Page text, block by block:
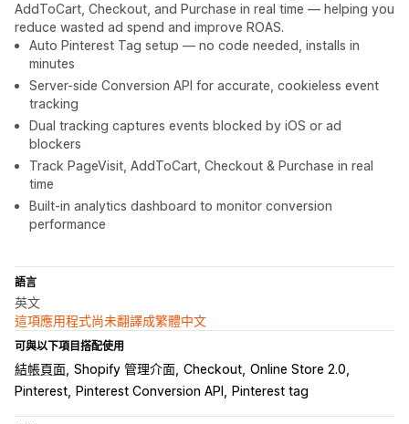
AddToCart, Checkout, and Purchase in real time — helping you
reduce wasted ad spend and improve ROAS.
Auto Pinterest Tag setup — no code needed, installs in
minutes
Server-side Conversion API for accurate, cookieless event
tracking
Dual tracking captures events blocked by iOS or ad
blockers
Track PageVisit, AddToCart, Checkout & Purchase in real
time
Built-in analytics dashboard to monitor conversion
performance
語言
英文
這項應用程式尚未翻譯成繁體中文
可與以下項目搭配使用
結帳頁面 Shopify 管理介面 Checkout Online Store 2.0
Pinterest
Pinterest Conversion API Pinterest tag